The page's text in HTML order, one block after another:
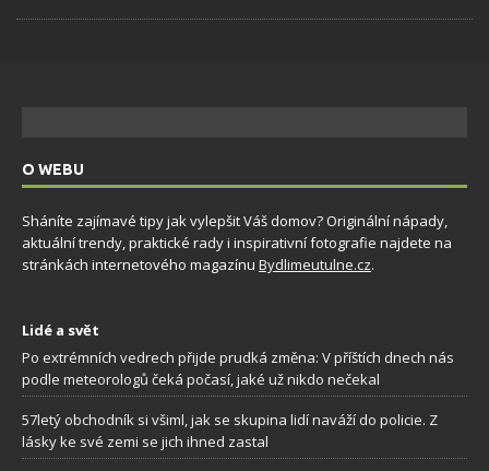
O WEBU
Sháníte zajímavé tipy jak vylepšit Váš domov? Originální nápady,
aktuální trendy, praktické rady i inspirativní fotografie najdete na
stránkách internetového magazínu Bydlimeutulne.cz.
Lidé a svět
Po extrémních vedrech přijde prudká změna: V příštích dnech nás
podle meteorologů čeká počasí, jaké už nikdo nečekal
57letý obchodník si všiml, jak se skupina lidí naváží do policie. Z
lásky ke své zemi se jich ihned zastal